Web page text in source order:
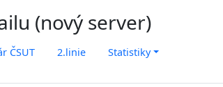
(nový server)
ČSUT 2.linie Statistiky